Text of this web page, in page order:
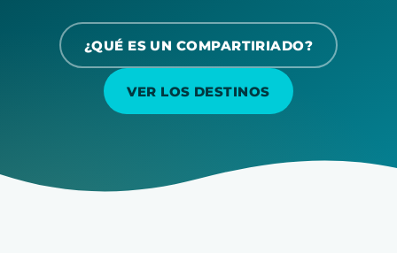
¿QUÉ ES UN COMPARTIRIADO?
VER LOS DESTINOS